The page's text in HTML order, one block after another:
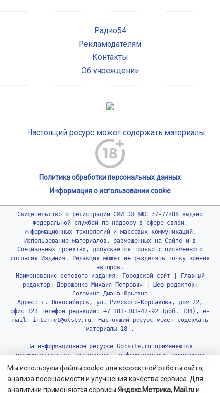
Мы используем файлы cookie для корректной работы сайта,
анализа посещаемости и улучшения качества сервиса. Для
аналитики применяются сервисы Яндекс.Метрика, Mail.ruи
Радио54
Рекламодателям
Контакты
Об учреждении
Настоящий ресурс может содержать материалы
Политика обработки персональных данных
Информация о использовании cookie
Свидетельство о регистрации СМИ ЭЛ №ФС 77-77788 выдано
Федеральной службой по надзору в сфере связи,
информационных технологий и массовых коммуникаций.
Использование материалов, размещенных на Сайте и в
Специальных проектах, допускается только с письменного
согласия Издания. Редакция может не разделять точку зрения
авторов.
Наименование сетевого издания: Городской сайт | Главный
редактор: Дорошенко Михаил Петрович | Шеф-редактор:
Соломина Диана Юрьевна
Адрес: г. Новосибирск, ул. Римского-Корсакова, дом 22,
офис 323 Телефон редакции: +7 383-303-42-92 (доб. 134), e-
mail: internet@otstv.ru, Настоящий ресурс может содержать
материалы 18+.
На информационном ресурсе Gorsite.ru применяются
рекомендательные технологии - информационные технологии
предоставления информации на основе сбора, систематизации
и анализа сведений, относящихся к предпочтениям
пользователей сети «Интернет», находящихся на территории
Российской Федерации.Подробнее.